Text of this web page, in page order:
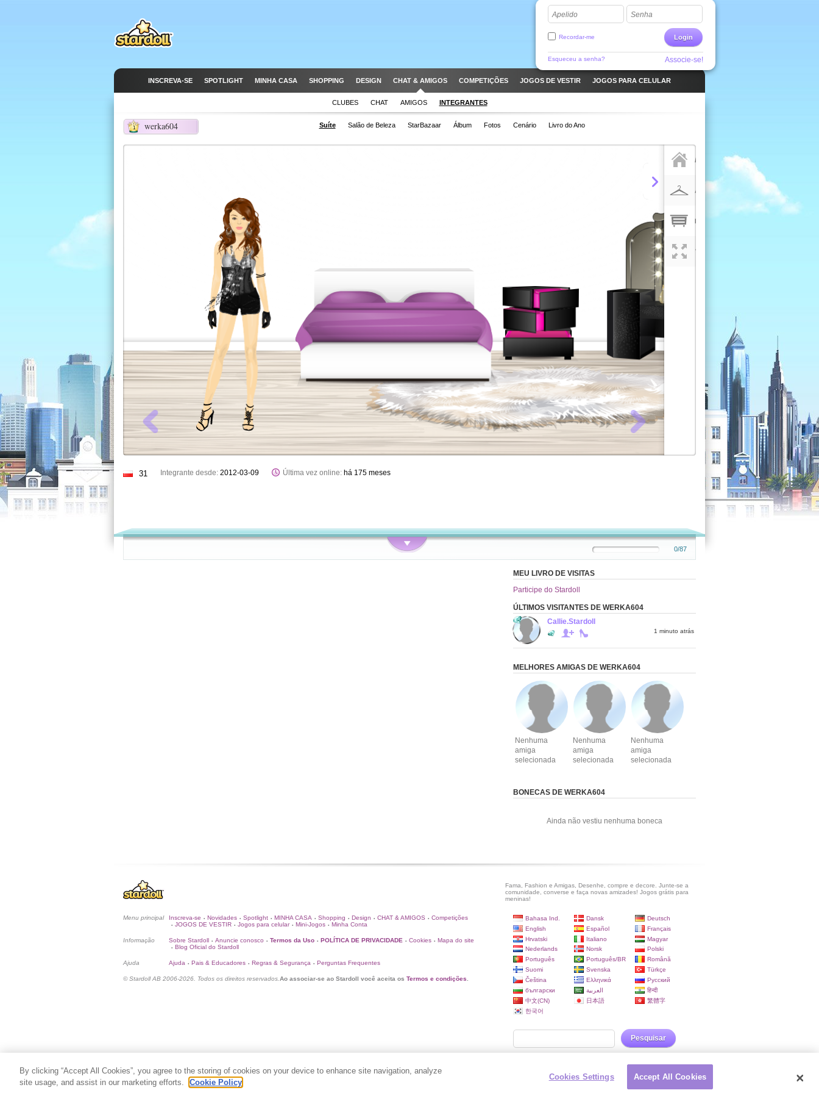
Apelido Senha
Login
Recordar-me
Esqueceu a senha? Associe-se!
INSCREVA-SE SPOTLIGHT MINHA CASA SHOPPING DESIGN CHAT & AMIGOS COMPETIÇÕES JOGOS DE VESTIR JOGOS PARA CELULAR
CLUBES CHAT AMIGOS INTEGRANTES
werka604
1 Suíte Salão de Beleza StarBazaar Álbum Fotos Cenário Livro do Ano
31 Integrante desde: 2012-03-09 Última vez online: há 175 meses
0/87
MEU LIVRO DE VISITAS
Participe do Stardoll
ÚLTIMOS VISITANTES DE WERKA604
Callie.Stardoll
1 minuto atrás
MELHORES AMIGAS DE WERKA604
Nenhuma
amiga
selecionada
Nenhuma
amiga
selecionada
Nenhuma
amiga
selecionada
BONECAS DE WERKA604
Ainda não vestiu nenhuma boneca
Fama, Fashion e Amigas, Desenhe, compre e decore. Junte-se a
comunidade, converse e faça novas amizades! Jogos grátis para
meninas!
Menu principal Inscreva-se • Novidades • Spotlight • MINHA CASA • Shopping • Design • CHAT & AMIGOS • Competições
• JOGOS DE VESTIR • Jogos para celular • Mini-Jogos • Minha Conta
Informação Sobre Stardoll • Anuncie conosco • Termos da Uso • POLÍTICA DE PRIVACIDADE • Cookies • Mapa do site
• Blog Oficial do Stardoll
Ajuda Ajuda • Pais & Educadores • Regras & Segurança • Perguntas Frequentes
© Stardoll AB 2006-2026. Todos os direitos reservados. Ao associar-se ao Stardoll você aceita os Termos e condições
Bahasa Ind. Dansk
Deutsch
English
Español
Français
Hrvatski
Italiano
Magyar
Nederlands
Norsk
Polski
Português
Português/BR
Română
Suomi
Svenska
Türkçe
Čeština
Ελληνικά
Русский
български
العربية
हिन्दी
中文(CN)
日本語
繁體字
한국어
Pesquisar
By clicking “Accept All Cookies”, you agree to the storing of cookies on your device to enhance site navigation, analyze
site usage, and assist in our marketing efforts.
Cookie Policy
Cookies Settings Accept All Cookies